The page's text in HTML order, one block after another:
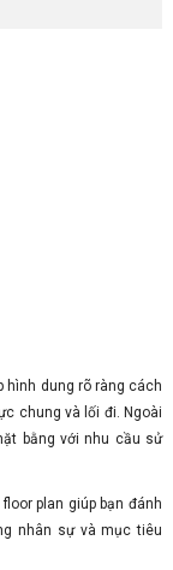
hình dung rõ ràng cách
chung và lối đi. Ngoài
bằng với nhu cầu sử
plan giúp bạn đánh
nhân sự và mục tiêu